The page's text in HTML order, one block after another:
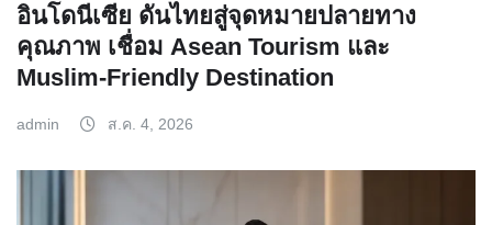
อินโดนีเซีย ดันไทยสู่จุดหมายปลายทาง
คุณภาพ เชื่อม Asean Tourism และ
Muslim-Friendly Destination
admin ส.ค. 4, 2026